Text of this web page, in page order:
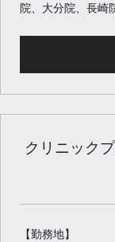
院、大分院、長崎
クリニック
【勤務地】